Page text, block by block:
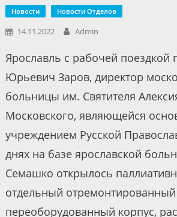
Новости Новости Отделов
14.11.2022 Admin
Ярославль с рабочей поездкой
Юрьевич Заров, директор
больницы им. Святителя
Московского, являющейся
учреждением Русской
днях на базе ярославской
Семашко открылось
отдельный
переоборудованный корпус,